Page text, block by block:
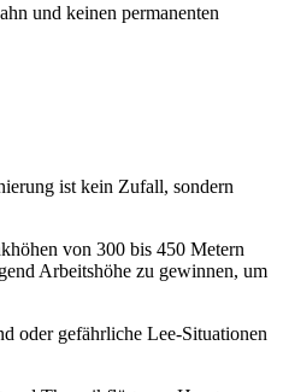
und keinen permanenten
ist kein Zufall, sondern
von 300 bis 450 Metern
Arbeitshöhe zu gewinnen, um
oder gefährliche Lee-Situationen